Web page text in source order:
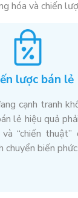
hóa và chiến
lược bán lẻ
cạnh tranh
lẻ hiệu quả
“chiến thuật”
chuyển biến